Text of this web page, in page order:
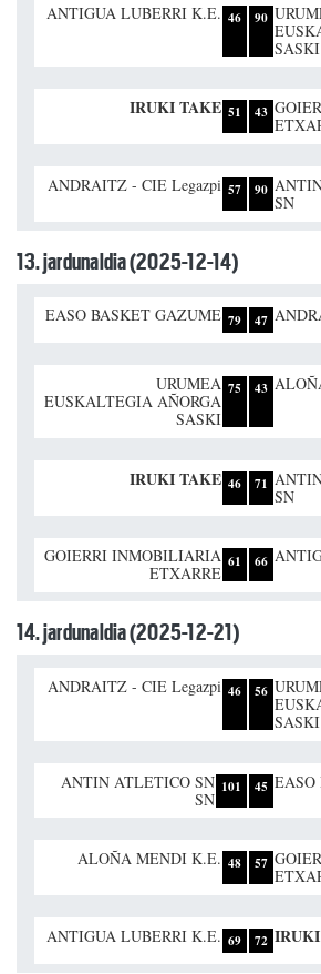
ANTIGUA LUBERRI K.E. 46 90
SASKI
IRUKI TAKE 51 43
ANDRAITZ - CIE Legazpi 57 90
SN
13. jardunaldia (2025-12-14)
EASO BASKET GAZUME 79 47
URUMEA
EUSKALTEGIA AÑORGA
SASKI
75 43
IRUKI TAKE 46 71
SN
GOIERRI INMOBILIARIA
ETXARRE
61 66
14. jardunaldia (2025-12-21)
ANDRAITZ - CIE Legazpi 46 56
SASKI
ANTIN ATLETICO SN
SN
101 45 EASO
ALOÑA MENDI K.E. 48 57
ANTIGUA LUBERRI K.E. 69 72